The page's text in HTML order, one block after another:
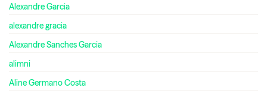
Alexandre Garcia
alexandre gracia
Alexandre Sanches Garcia
alimni
Aline Germano Costa